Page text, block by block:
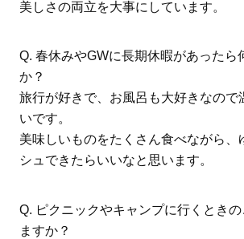
美しさの両立を大事にしています。
Q. 春休みやGWに長期休暇があったら
か？
旅行が好きで、お風呂も大好きなので
いです。
美味しいものをたくさん食べながら、
シュできたらいいなと思います。
Q. ピクニックやキャンプに行くときの
ますか？